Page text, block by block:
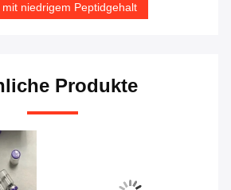
niedrigem Peptidgehalt
Produkte